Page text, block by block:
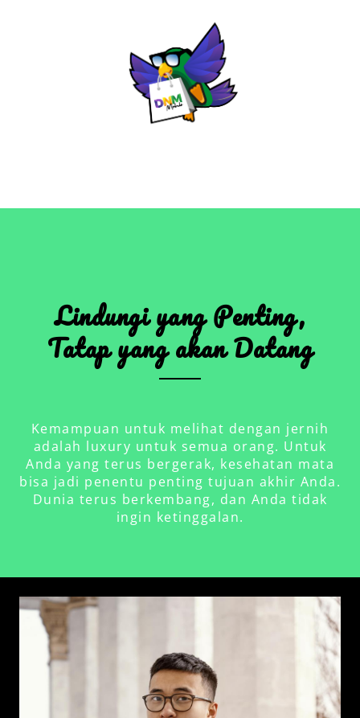
Lindungi yang Penting,
Tatap yang akan Datang
Kemampuan untuk melihat dengan jernih
adalah luxury untuk semua orang. Untuk
Anda yang terus bergerak, kesehatan mata
bisa jadi penentu penting tujuan akhir Anda.
Dunia terus berkembang, dan Anda tidak
ingin ketinggalan.